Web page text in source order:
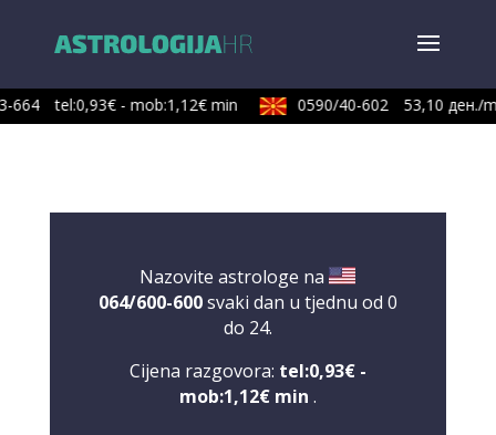
664 tel:0,93€ - mob:1,12€ min 0590/40-602 53,10 ден./
Nazovite astrologe na
064/600-600svaki dan u tjednu od 0
do 24.
Cijena razgovora: tel:0,93€ -
mob:1,12€ min .